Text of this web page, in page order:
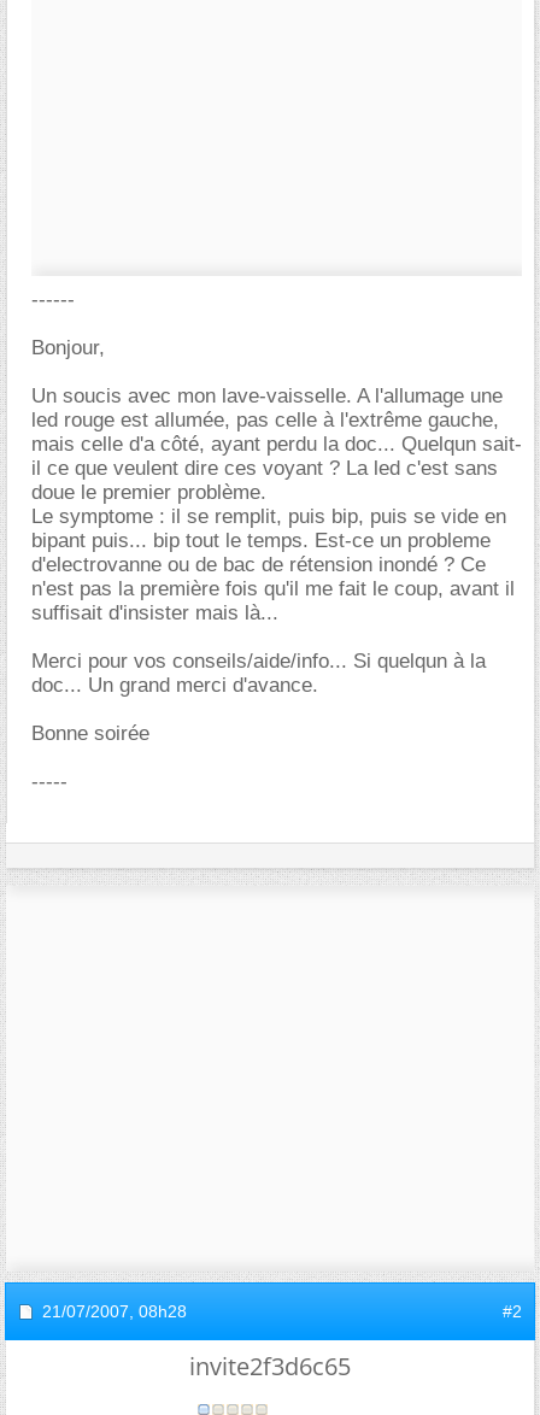
------
Bonjour,
Un soucis avec mon lave-vaisselle. A l'allumage une
led rouge est allumée, pas celle à l'extrême gauche,
mais celle d'a côté, ayant perdu la doc... Quelqun sait-
il ce que veulent dire ces voyant ? La led c'est sans
doue le premier problème.
Le symptome : il se remplit, puis bip, puis se vide en
bipant puis... bip tout le temps. Est-ce un probleme
d'electrovanne ou de bac de rétension inondé ? Ce
n'est pas la première fois qu'il me fait le coup, avant il
suffisait d'insister mais là...
Merci pour vos conseils/aide/info... Si quelqun à la
doc... Un grand merci d'avance.
Bonne soirée
-----
21/07/2007, 08h28 #2
invite2f3d6c65